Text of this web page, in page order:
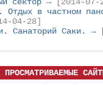
Отдых в частном
04-28]
Санаторий Саки. →
ПРОСМАТРИВАЕМЫЕ